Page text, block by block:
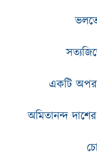
একটি
অমিতানন্দ